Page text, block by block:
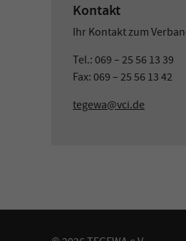
Kontakt
Ihr Kontakt zum
Tel.: 069 – 25 56 13 39
Fax: 069 – 25 56 13 42
tegewa@vci.de